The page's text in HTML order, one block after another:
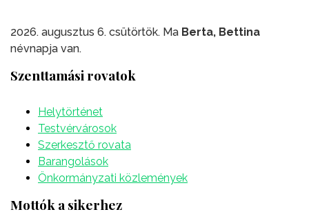
2026. augusztus 6. csütörtök. Ma Berta, Bettina
névnapja van.
Szenttamási rovatok
Helytörténet
Testvérvárosok
Szerkesztő rovata
Barangolások
Önkormányzati közlemények
Mottók a sikerhez